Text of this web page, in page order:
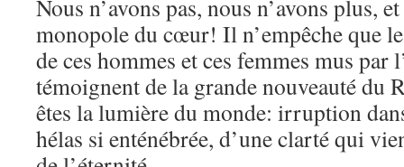
Nous n’avons pas, nous n’avons plus,
monopole du cœur! Il n’empêche que
de ces hommes et ces femmes mus
témoignent de la grande nouveauté du
êtes la lumière du monde: irruption
hélas si enténébrée, d’une clarté qui